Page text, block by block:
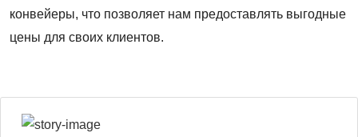
конвейеры, что позволяет нам предоставлять выгодные
цены для своих клиентов.